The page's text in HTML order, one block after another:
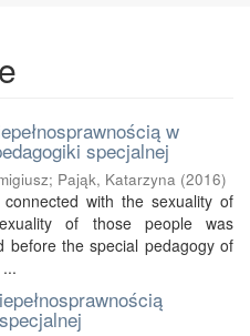
w
specjalnej
; Pająk, Katarzyna (2016)
with the sexuality of
of those people was
before the special pedagogy of